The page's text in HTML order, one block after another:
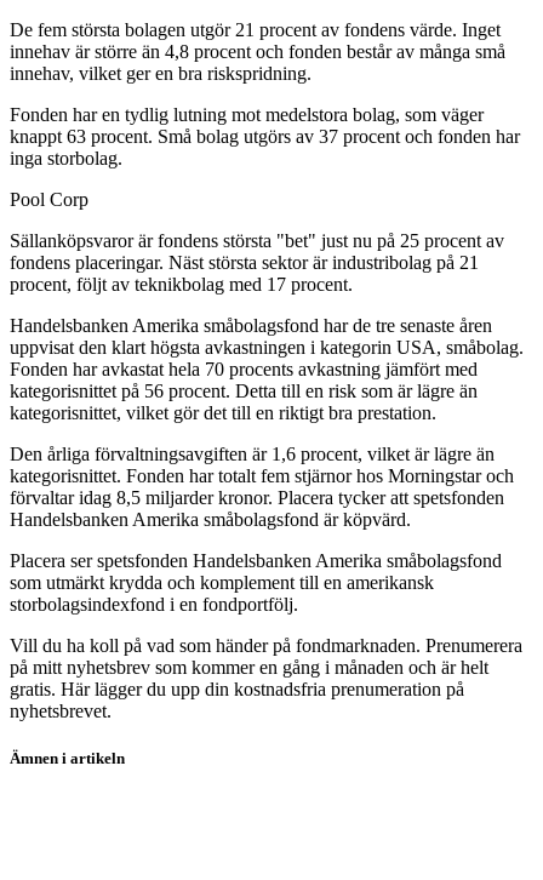
De fem största bolagen utgör 21 procent av fondens värde. Inget
innehav är större än 4,8 procent och fonden består av många små
innehav, vilket ger en bra riskspridning.
Fonden har en tydlig lutning mot medelstora bolag, som väger
knappt 63 procent. Små bolag utgörs av 37 procent och fonden har
inga storbolag.
Pool Corp
Sällanköpsvaror är fondens största "bet" just nu på 25 procent av
fondens placeringar. Näst största sektor är industribolag på 21
procent, följt av teknikbolag med 17 procent.
Handelsbanken Amerika småbolagsfond har de tre senaste åren
uppvisat den klart högsta avkastningen i kategorin USA, småbolag.
Fonden har avkastat hela 70 procents avkastning jämfört med
kategorisnittet på 56 procent. Detta till en risk som är lägre än
kategorisnittet, vilket gör det till en riktigt bra prestation.
Den årliga förvaltningsavgiften är 1,6 procent, vilket är lägre än
kategorisnittet. Fonden har totalt fem stjärnor hos Morningstar och
förvaltar idag 8,5 miljarder kronor. Placera tycker att spetsfonden
Handelsbanken Amerika småbolagsfond är köpvärd.
Placera ser spetsfonden Handelsbanken Amerika småbolagsfond
som utmärkt krydda och komplement till en amerikansk
storbolagsindexfond i en fondportfölj.
Vill du ha koll på vad som händer på fondmarknaden. Prenumerera
på mitt nyhetsbrev som kommer en gång i månaden och är helt
gratis. Här lägger du upp din kostnadsfria prenumeration på
nyhetsbrevet.
Ämnen i artikeln